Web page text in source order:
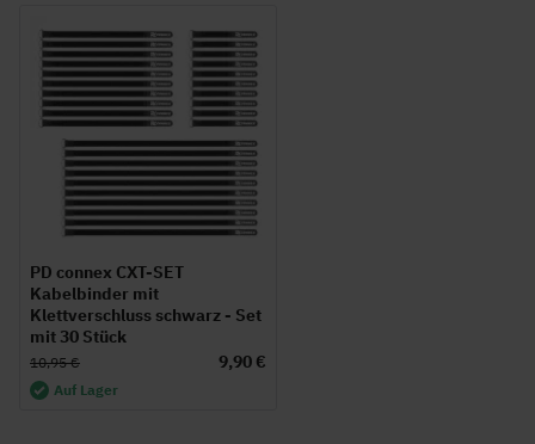
PD connex CXT-SET
Kabelbinder mit
Klettverschluss schwarz - Set
mit 30 Stück
9,90 €
10,95 €
Auf Lager